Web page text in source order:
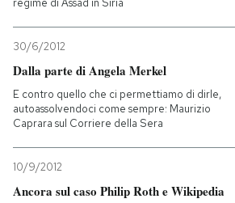
regime di Assad in Siria
30/6/2012
Dalla parte di Angela Merkel
E contro quello che ci permettiamo di dirle,
autoassolvendoci come sempre: Maurizio
Caprara sul Corriere della Sera
10/9/2012
Ancora sul caso Philip Roth e Wikipedia